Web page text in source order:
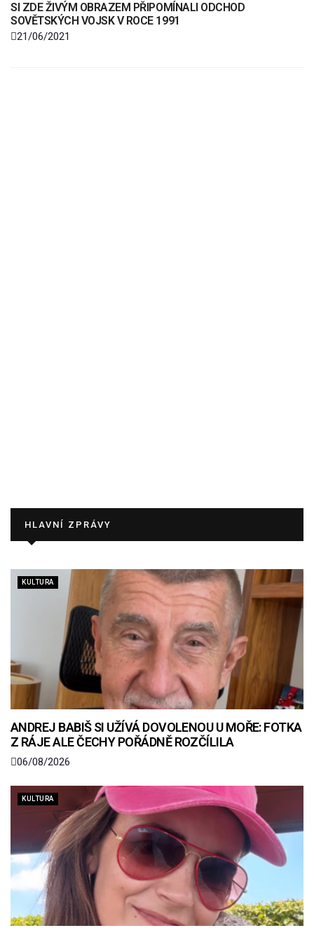
SI ZDE ŽIVÝM OBRAZEM PŘIPOMÍNALI ODCHOD
SOVĚTSKÝCH VOJSK V ROCE 1991
21/06/2021
HLAVNÍ ZPRÁVY
KULTURA
ANDREJ BABIŠ SI UŽÍVÁ DOVOLENOU U MOŘE: FOTKA
Z RÁJE ALE ČECHY POŘÁDNĚ ROZČÍLILA
06/08/2026
KULTURA